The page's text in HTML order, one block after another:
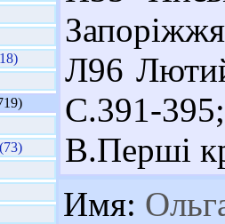
Л96
С.391-
В.Перші
Имя: